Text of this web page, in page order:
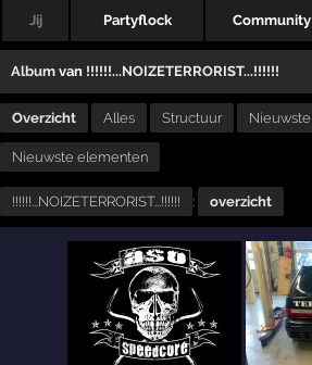
Jij Partyflock Community
Album van !!!!!!...NOIZETERRORIST...!!!!!!
Overzicht Alles Structuur
Nieuwste elementen
!!!!!!...NOIZETERRORIST...!!!!!! : overzicht